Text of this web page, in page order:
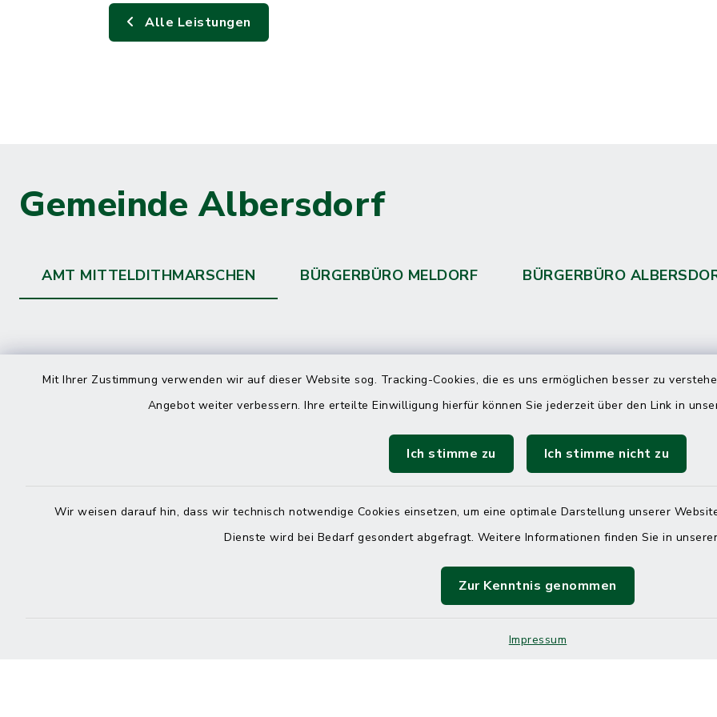
Mit Ihrer Zustimmung verwenden wir auf dieser Website sog. Tracking-Cookies, die es uns ermöglichen besser zu
Angebot weiter verbessern. Ihre erteilte Einwilligung hierfür können Sie jederzeit über den Link in
Ich stimme zu Ich stimme nicht zu
Wir weisen darauf hin, dass wir technisch notwendige Cookies einsetzen, um eine optimale Darstellung unserer
Dienste wird bei Bedarf gesondert abgefragt. Weitere Informationen finden Sie in
Zur Kenntnis genommen
Impressum
Alle Leistungen
Gemeinde Albersdorf
AMT MITTELDITHMARSCHEN BÜRGERBÜRO MELDORF BÜRGERBÜRO
Kontakt
direkte telefonische Erreichbarkeit per
Durchwahl
Montag - Donnerstag
08:00 Uhr – 12:00 Uhr
14:00 Uhr – 16:00 Uhr
Freitag
08:00 Uhr – 12:00 Uhr
Online-Terminvereinbarung
keinen zeitnahen Termin? Rufen Sie uns gerne unter der